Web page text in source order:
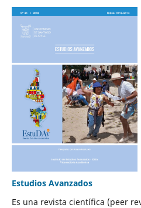
Estudios Avanzados
Es una revista científica (peer